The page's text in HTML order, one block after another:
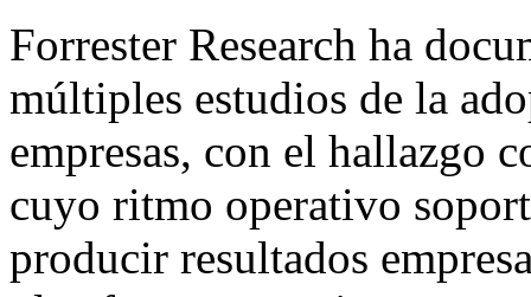
Forrester Research ha
múltiples estudios de la
empresas, con el hallazgo
cuyo ritmo operativo
producir resultados